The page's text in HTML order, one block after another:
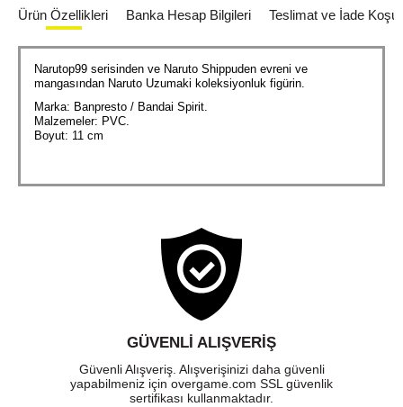
Ürün Özellikleri Banka Hesap Bilgileri Teslimat ve İade
Narutop99 serisinden ve Naruto Shippuden evreni ve
mangasından Naruto Uzumaki koleksiyonluk figürin.
Marka: Banpresto / Bandai Spirit.
Malzemeler: PVC.
Boyut: 11 cm
GÜVENLI ALIŞVERIŞ
Güvenli Alışveriş. Alışverişinizi daha güvenli
yapabilmeniz için overgame.com SSL güvenlik
sertifikası kullanmaktadır.